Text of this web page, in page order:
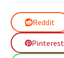
Reddit
Pinterest